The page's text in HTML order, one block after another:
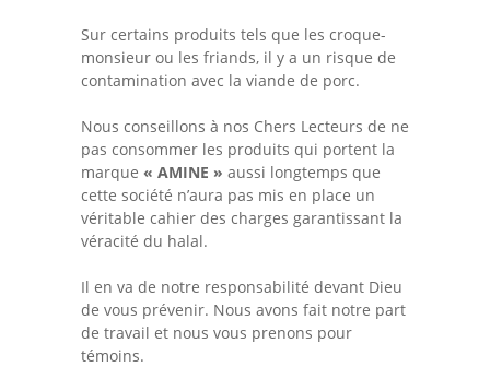
Sur certains produits tels que les croque-
monsieur ou les friands, il y a un risque de
contamination avec la viande de porc.
Nous conseillons à nos Chers Lecteurs de ne
pas consommer les produits qui portent la
marque « AMINE » aussi longtemps que
cette société n’aura pas mis en place un
véritable cahier des charges garantissant la
véracité du halal.
Il en va de notre responsabilité devant Dieu
de vous prévenir. Nous avons fait notre part
de travail et nous vous prenons pour
témoins.